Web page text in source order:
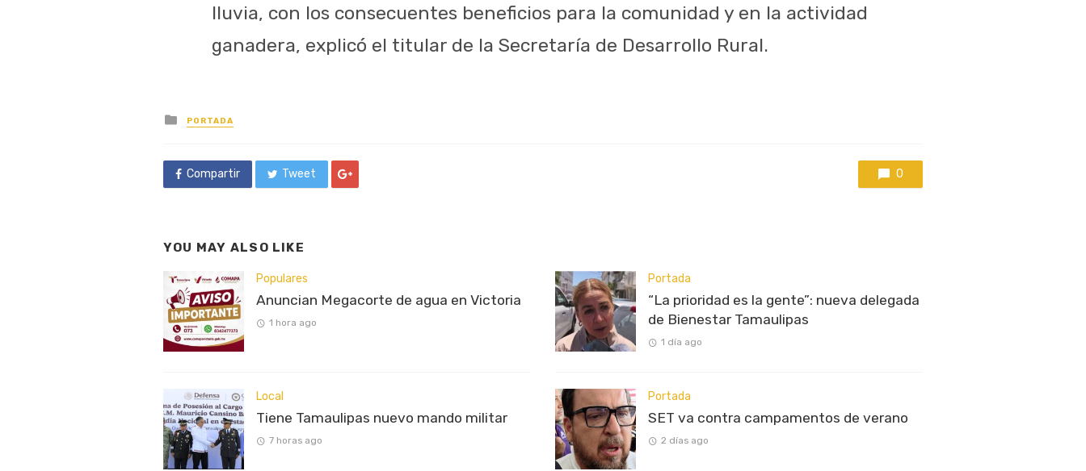
lluvia, con los consecuentes beneficios para la comunidad y en la actividad
ganadera, explicó el titular de la Secretaría de Desarrollo Rural.
Posted
in
PORTADA
Compartir Tweet 0
YOU MAY ALSO LIKE
Populares
Anuncian Megacorte de agua en Victoria
1 hora ago
Local
Tiene Tamaulipas nuevo mando militar
7 horas ago
Portada
“La prioridad es la gente”: nueva delegada
de Bienestar Tamaulipas
1 día ago
Portada
SET va contra campamentos de verano
2 días ago